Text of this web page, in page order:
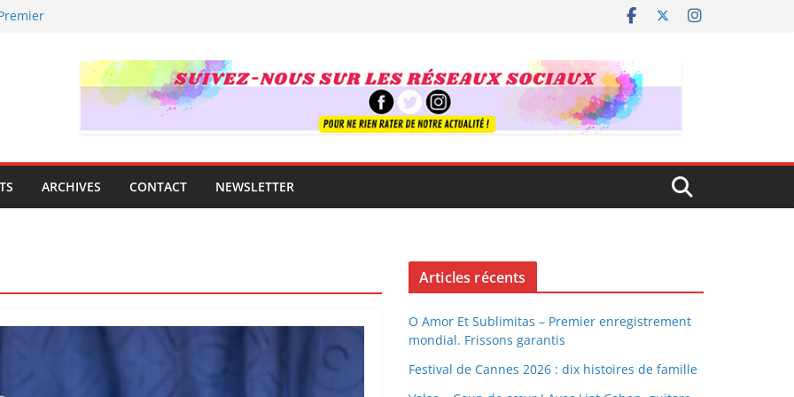
ARCHIVES CONTACT NEWSLETTER
Articles récents
O Amor Et Sublimitas – Premier enregistrement
mondial. Frissons garantis
Festival de Cannes 2026 : dix histoires de famille